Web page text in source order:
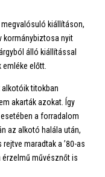
kiállításon,
kormánybiztosa nyit
álló kiállítással
előtt.
alkotóik titokban
akarták azokat. Így
a forradalom
az alkotó halála után,
maradtak a ’80-as
érzelmű művésznőt is